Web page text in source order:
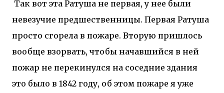
Так вот эта Ратуша не первая, у нее были
невезучие предшественницы. Первая Ратуша
просто сгорела в пожаре. Вторую пришлось
вообще взорвать, чтобы начавшийся в ней
пожар не перекинулся на соседние здания
это было в 1842 году, об этом пожаре я уже